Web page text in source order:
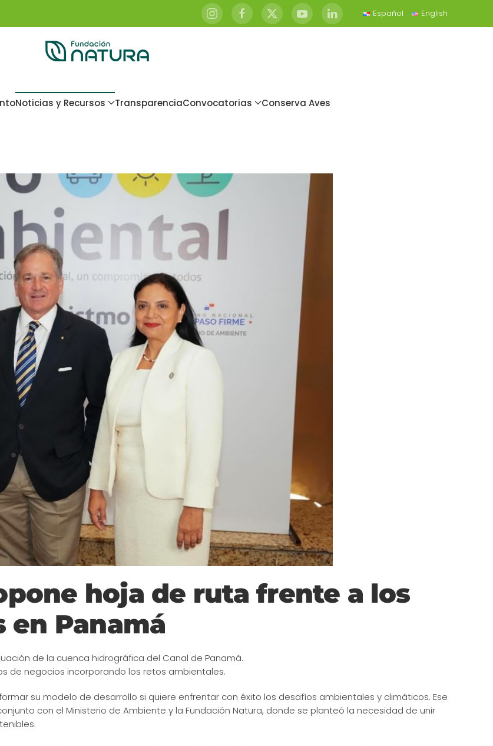
Español English
Noticias y Recursos TransparenciaConvocatorias Conserva Aves
hoja de ruta frente a los
Panamá
de la cuenca hidrográfica del Canal de Panamá.
de negocios incorporando los retos ambientales.
su modelo de desarrollo si quiere enfrentar con éxito los desafíos ambientales y climáticos. Ese
con el Ministerio de Ambiente y la Fundación Natura, donde se planteó la necesidad de unir